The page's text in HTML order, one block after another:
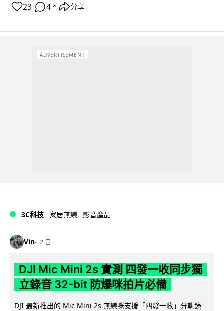
23 4 ↗ 分享
ADVERTISEMENT
3C科技 家居無線 影音產品
Vin 2 日
DJI Mic Mini 2s 實測 四發一收同步獨
立錄音 32-bit 防爆咪拍片必備
DJI 最新推出的 Mic Mini 2s 無線咪支援「四發一收」分軌錄